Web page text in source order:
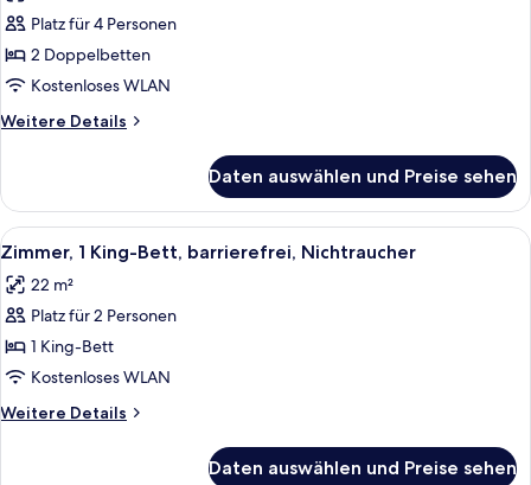
Zimmer,
2 Doppelbetten,
barrierefrei,
Nichtraucher
anzeigen
Platz für 4 Personen
2 Doppelbetten
Kostenloses WLAN
Weitere Details
Weitere
2 Doppelbetten,
barrierefrei,
Nichtraucher
Daten auswählen und Preise sehen
Alle
Fotos
für
Zimmer,
1 King-
Bett,
barrierefrei,
Nichtraucher
Ein modernes Hotelzimmer mit
7
Zimmer, 1 King-Bett, barrierefrei, Nichtraucher
22 m²
Platz für 2 Personen
1 King-Bett
Kostenloses WLAN
Weitere Details
Weitere
Daten auswählen und Preise sehen